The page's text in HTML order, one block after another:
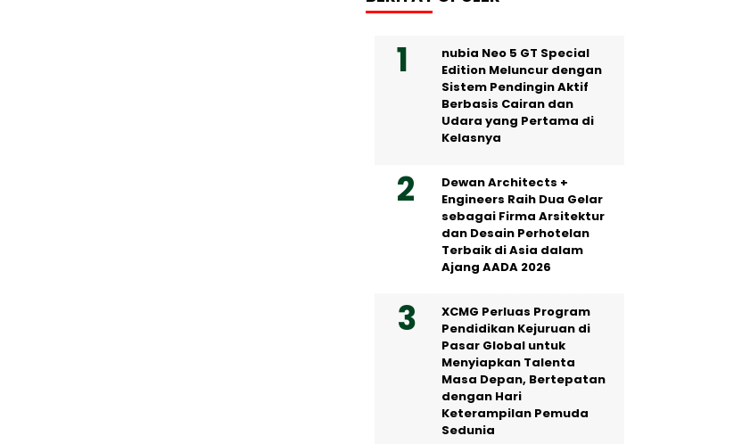
nubia Neo 5 GT Special
Edition Meluncur dengan
Sistem Pendingin Aktif
Berbasis Cairan dan
Udara yang Pertama di
Kelasnya
Dewan Architects +
Engineers Raih Dua Gelar
sebagai Firma Arsitektur
dan Desain Perhotelan
Terbaik di Asia dalam
Ajang AADA 2026
XCMG Perluas Program
Pendidikan Kejuruan di
Pasar Global untuk
Menyiapkan Talenta
Masa Depan, Bertepatan
dengan Hari
Keterampilan Pemuda
Sedunia